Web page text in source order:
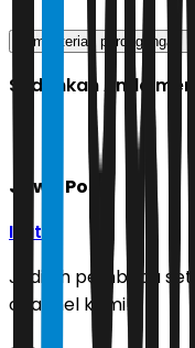
kementerian perdagangan
Sudahkah Anda
Jawa Pos
Ikuti
Jadilah pembaca
channel kami!